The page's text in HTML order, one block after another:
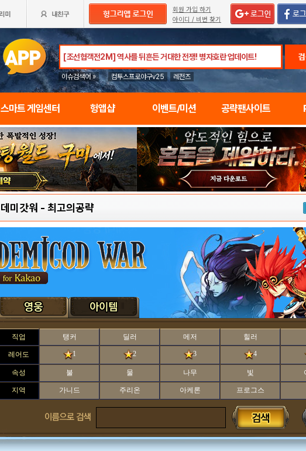
회원 가입 하기
아이디 / 비번 찾기
이슈검색어 » 컴투스프로야구v25 레전즈
스마트 게임센터 헝앱샵 이벤트/미션 공략팬사이트
데미갓워 - 최고의공략
직업 탱커 딜러 메저 힐러
레어도 1 2 3 4
속성 불 물 나무 빛
지역 가니드 주리온 아케론 프로그스